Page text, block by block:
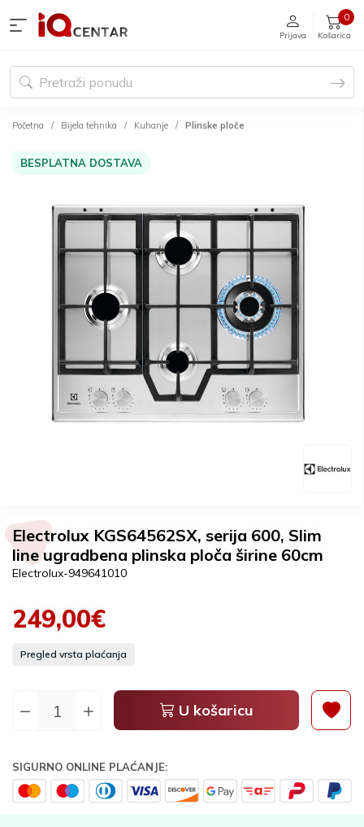
Prijava Košarica
0
Početna Bijela tehnika Kuhanje Plinske ploče
BESPLATNA DOSTAVA
Electrolux KGS64562SX, serija 600, Slim
line ugradbena plinska ploča širine 60cm
Electrolux-949641010
249,00€
Pregled vrsta plaćanja
U košaricu
SIGURNO ONLINE PLAĆANJE: